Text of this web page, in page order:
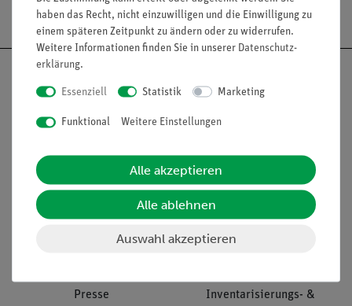
Versandkostenfrei ab 300,- €
Nach oben
Informationen
Unternehmen
Presse
Service
Übersicht Service
Inventarisierungs- &
haben das Recht, nicht einzuwilligen und die Einwilligung zu
einem späteren Zeitpunkt zu ändern oder zu widerrufen.
Weitere Informationen finden Sie in unserer Daten­schutz­
erklärung.
Essenziell Statistik Marketing
Funktional Weitere Einstellungen
Alle akzeptieren
Alle ablehnen
Auswahl akzeptieren